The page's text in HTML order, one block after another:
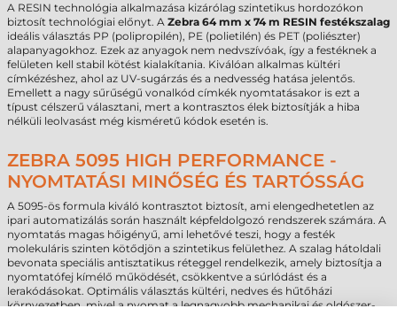
A RESIN technológia alkalmazása kizárólag szintetikus hordozókon
biztosít technológiai előnyt. A Zebra 64 mm x 74 m RESIN festékszalag
ideális választás PP (polipropilén), PE (polietilén) és PET (poliészter)
alapanyagokhoz. Ezek az anyagok nem nedvszívóak, így a festéknek a
felületen kell stabil kötést kialakítania. Kiválóan alkalmas kültéri
címkézéshez, ahol az UV-sugárzás és a nedvesség hatása jelentős.
Emellett a nagy sűrűségű vonalkód címkék nyomtatásakor is ezt a
típust célszerű választani, mert a kontrasztos élek biztosítják a hiba
nélküli leolvasást még kisméretű kódok esetén is.
ZEBRA 5095 HIGH PERFORMANCE -
NYOMTATÁSI MINŐSÉG ÉS TARTÓSSÁG
A 5095-ös formula kiváló kontrasztot biztosít, ami elengedhetetlen az
ipari automatizálás során használt képfeldolgozó rendszerek számára. A
nyomtatás magas hőigényű, ami lehetővé teszi, hogy a festék
molekuláris szinten kötődjön a szintetikus felülethez. A szalag hátoldali
bevonata speciális antisztatikus réteggel rendelkezik, amely biztosítja a
nyomtatófej kímélő működését, csökkentve a súrlódást és a
lerakódásokat. Optimális választás kültéri, nedves és hűtőházi
környezetben, mivel a nyomat a legnagyobb mechanikai és oldószer-